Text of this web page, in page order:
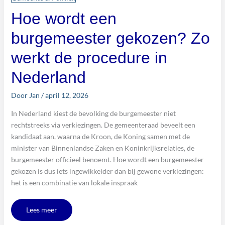
Hoe wordt een
burgemeester gekozen? Zo
werkt de procedure in
Nederland
Door Jan /april 12, 2026
In Nederland kiest de bevolking de burgemeester niet
rechtstreeks via verkiezingen. De gemeenteraad beveelt een
kandidaat aan, waarna de Kroon, de Koning samen met de
minister van Binnenlandse Zaken en Koninkrijksrelaties, de
burgemeester officieel benoemt. Hoe wordt een burgemeester
gekozen is dus iets ingewikkelder dan bij gewone verkiezingen:
het is een combinatie van lokale inspraak
Lees meer